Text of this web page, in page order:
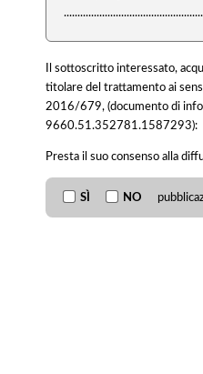
Il sottoscritto interessato,
titolare del trattamento ai
2016/679, (documento di
9660.51.352781.1587293):
Presta il suo consenso alla
SÌ NO